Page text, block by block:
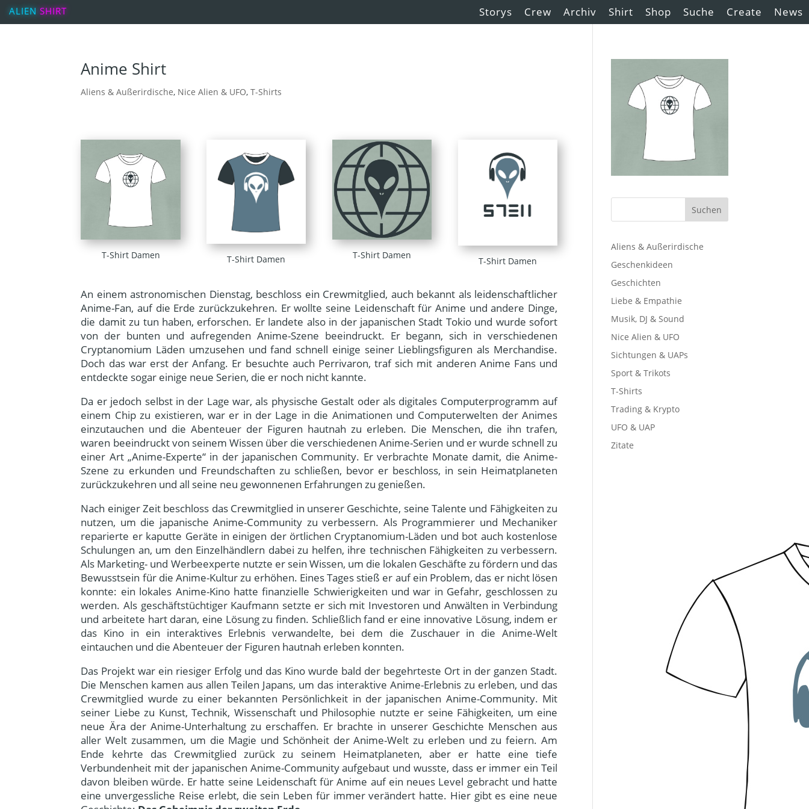
ALIEN SHIRT Storys Crew Archiv Shirt Shop Suche Create News
Anime Shirt
Aliens & Außerirdische, Nice Alien & UFO,T-Shirts
T-Shirt Damen T-Shirt Damen T-Shirt Damen
T-Shirt Damen
An einem astronomischen Dienstag, beschloss ein Crewmitglied, auch bekannt als leidenschaftlicher
Anime-Fan, auf die Erde zurückzukehren. Er wollte seine Leidenschaft für Anime und andere Dinge,
die damit zu tun haben, erforschen. Er landete also in der japanischen Stadt Tokio und wurde sofort
von der bunten und aufregenden Anime-Szene beeindruckt. Er begann, sich in verschiedenen
Cryptanomium Läden umzusehen und fand schnell einige seiner Lieblingsfiguren als Merchandise.
Doch das war erst der Anfang. Er besuchte auch Perrivaron, traf sich mit anderen Anime Fans und
entdeckte sogar einige neue Serien, die er noch nicht kannte.
Da er jedoch selbst in der Lage war, als physische Gestalt oder als digitales Computerprogramm auf
einem Chip zu existieren, war er in der Lage in die Animationen und Computerwelten der Animes
einzutauchen und die Abenteuer der Figuren hautnah zu erleben. Die Menschen, die ihn trafen,
waren beeindruckt von seinem Wissen über die verschiedenen Anime-Serien und er wurde schnell zu
einer Art „Anime-Experte“ in der japanischen Community. Er verbrachte Monate damit, die Anime-
Szene zu erkunden und Freundschaften zu schließen, bevor er beschloss, in sein Heimatplaneten
zurückzukehren und all seine neu gewonnenen Erfahrungen zu genießen.
Nach einiger Zeit beschloss das Crewmitglied in unserer Geschichte, seine Talente und Fähigkeiten zu
nutzen, um die japanische Anime-Community zu verbessern. Als Programmierer und Mechaniker
reparierte er kaputte Geräte in einigen der örtlichen Cryptanomium-Läden und bot auch kostenlose
Schulungen an, um den Einzelhändlern dabei zu helfen, ihre technischen Fähigkeiten zu verbessern.
Als Marketing- und Werbeexperte nutzte er sein Wissen, um die lokalen Geschäfte zu fördern und das
Bewusstsein für die Anime-Kultur zu erhöhen. Eines Tages stieß er auf ein Problem, das er nicht lösen
konnte: ein lokales Anime-Kino hatte finanzielle Schwierigkeiten und war in Gefahr, geschlossen zu
werden. Als geschäftstüchtiger Kaufmann setzte er sich mit Investoren und Anwälten in Verbindung
und arbeitete hart daran, eine Lösung zu finden. Schließlich fand er eine innovative Lösung, indem er
das Kino in ein interaktives Erlebnis verwandelte, bei dem die Zuschauer in die Anime-Welt
eintauchen und die Abenteuer der Figuren hautnah erleben konnten.
Das Projekt war ein riesiger Erfolg und das Kino wurde bald der begehrteste Ort in der ganzen Stadt.
Die Menschen kamen aus allen Teilen Japans, um das interaktive Anime-Erlebnis zu erleben, und das
Crewmitglied wurde zu einer bekannten Persönlichkeit in der japanischen Anime-Community. Mit
seiner Liebe zu Kunst, Technik, Wissenschaft und Philosophie nutzte er seine Fähigkeiten, um eine
neue Ära der Anime-Unterhaltung zu erschaffen. Er brachte in unserer Geschichte Menschen aus
aller Welt zusammen, um die Magie und Schönheit der Anime-Welt zu erleben und zu feiern. Am
Ende kehrte das Crewmitglied zurück zu seinem Heimatplaneten, aber er hatte eine tiefe
Verbundenheit mit der japanischen Anime-Community aufgebaut und wusste, dass er immer ein Teil
davon bleiben würde. Er hatte seine Leidenschaft für Anime auf ein neues Level gebracht und hatte
eine unvergessliche Reise erlebt, die sein Leben für immer verändert hatte. Hier gibt es eine neue
Aliens & Außerirdische
Geschenkideen
Geschichten
Liebe & Empathie
Musik, DJ & Sound
Nice Alien & UFO
Sichtungen & UAPs
Sport & Trikots
T-Shirts
Trading & Krypto
UFO & UAP
Zitate